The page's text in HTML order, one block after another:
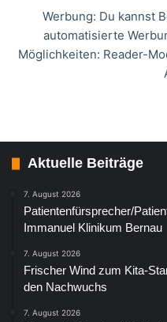
Werbung: Du kannst
automatisierte
Möglichkeiten: Reader-
Aktuelle Beiträge
7. August 2026
Patientenfürsprecher/
Immanuel Klinikum Bernau
7. August 2026
Frischer Wind zum Kita-
den Nachwuchs
7. August 2026